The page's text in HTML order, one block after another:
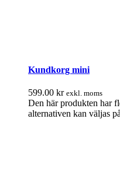
Kundkorg mini
599.00 kr exkl. moms
Den här produkten har
alternativen kan väljas